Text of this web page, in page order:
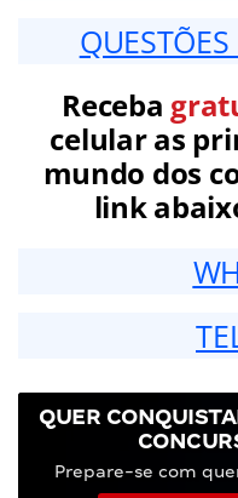
Receba
celular as
mundo dos
link
QUER
Prepare-se com